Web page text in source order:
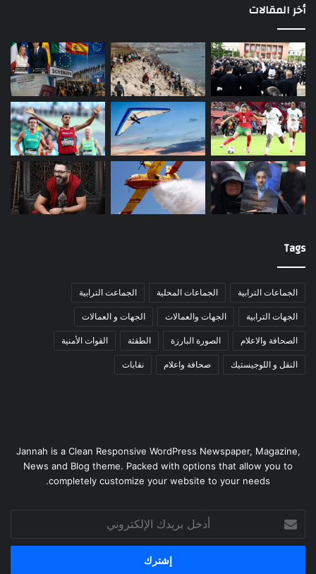
أخر المقالات
Tags
الجماعات الترابية الجماعات المحلية الجماعت الترابية
الجهات الترابية الجهات والعمالات الجهات و العمالات
الصحافة والاعلام الصورة البارزة الطقثة القوات الأمنية
النقل و اللوجيستيك صحافة واعلام نقابات
Jannah is a Clean Responsive WordPress Newspaper, Magazine,
News and Blog theme. Packed with options that allow you to
completely customize your website to your needs.
بريدك
الإلكتروني